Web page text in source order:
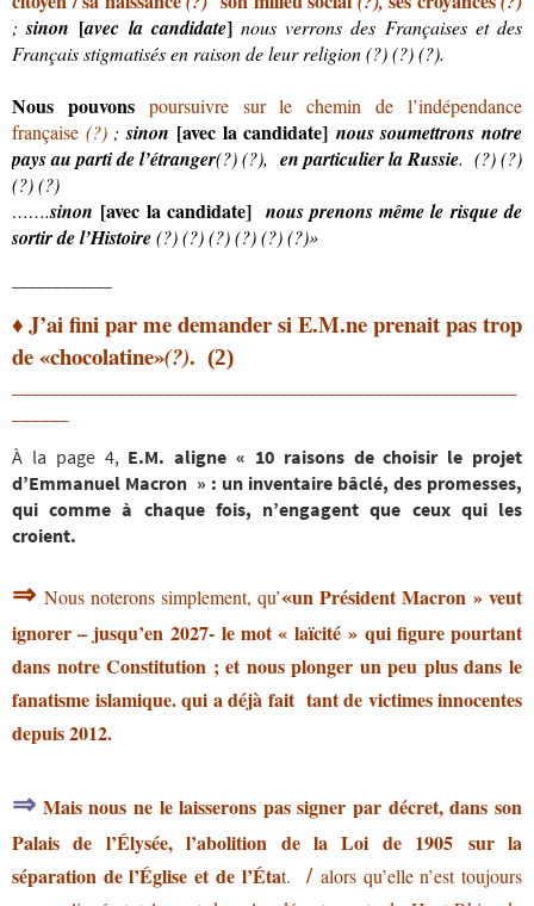
;sinon [avec la candidate] nous verrons des Françaises et des
Français stigmatisés en raison de leur religion (?) (?) (?).
Nous pouvons poursuivre sur le chemin de l’indépendance
française (?);sinon [avec lacandidate] nous soumettrons notre
pays au parti de l’étranger(?) (?), en particulier la Russie. (?) (?)
(?) (?)
…….sinon [avec lacandidate] nous prenons même le risque de
sortir de l’Histoire(?) (?) (?) (?) (?) (?)»
♦ J’ai fini parme demander si E.M.ne prenait pastrop
de «chocolatine»(?). (2)
À la page 4, E.M. aligne « 10 raisons de choisir le projet
d’Emmanuel Macron » : un inventaire bâclé, des promesses,
qui comme à chaque fois, n’engagent que ceux qui les
croient.
⇒ Nous noterons simplement, qu’«un Président Macron » veut
ignorer – jusqu’en 2027- le mot « laïcité » qui figure pourtant
dans notre Constitution ; et nous plonger un peu plus dans le
fanatisme islamique. qui a déjà fait tant de victimes innocentes
depuis 2012.
⇒ Mais nous ne le laisserons pas signer par décret, dans son
Palais de l’Élysée, l’abolition de la Loi de 1905 sur la
séparation de l’Église et de l’État. / alors qu’elle n’est toujours